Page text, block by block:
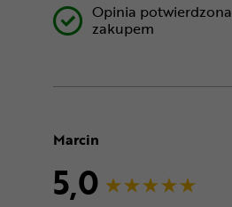
Opinia potwierdzona
zakupem
Marcin
5,0